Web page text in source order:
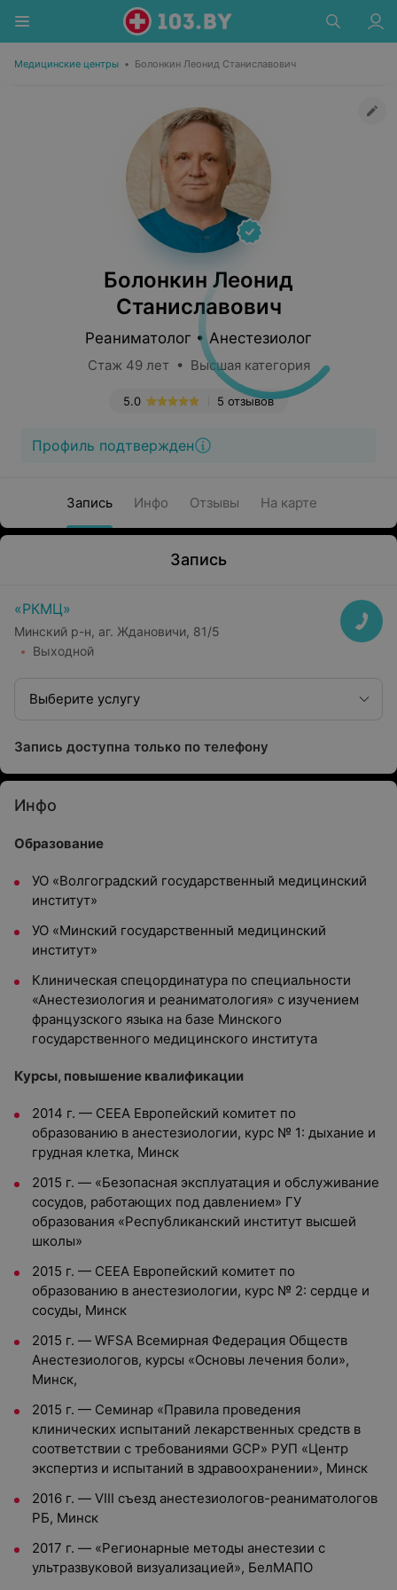
Медицинские центры • Болонкин Леонид Станиславович
Болонкин Леонид
Станиславович
Реаниматолог • Анестезиолог
Стаж 49 лет • Высшая категория
5 отзывов
5.0
Профиль подтвержден
Запись Инфо Отзывы На карте
Запись
«РКМЦ»
Минский р-н, аг. Ждановичи, 81/5
Выходной
Выберите услугу
Запись доступна только по телефону
Инфо
Образование
УО «Волгоградский государственный медицинский
институт»
УО «Минский государственный медицинский
институт»
Клиническая спецординатура по специальности
«Анестезиология и реаниматология» с изучением
французского языка на базе Минского
государственного медицинского института
Курсы, повышение квалификации
2014 г. — СЕЕА Европейский комитет по
образованию в анестезиологии, курс № 1: дыхание и
грудная клетка, Минск
2015 г. — «Безопасная эксплуатация и обслуживание
сосудов, работающих под давлением» ГУ
образования «Республиканский институт высшей
школы»
2015 г. — СЕЕА Европейский комитет по
образованию в анестезиологии, курс № 2: сердце и
сосуды, Минск
2015 г. — WFSA Всемирная Федерация Обществ
Анестезиологов, курсы «Основы лечения боли»,
Минск,
2015 г. — Семинар «Правила проведения
клинических испытаний лекарственных средств в
соответствии с требованиями GCP» РУП «Центр
экспертиз и испытаний в здравоохранении», Минск
2016 г. — VIII съезд анестезиологов-реаниматологов
РБ, Минск
2017 г. — «Регионарные методы анестезии с
ультразвуковой визуализацией», БелМАПО